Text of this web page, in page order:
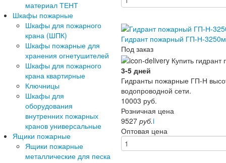
материал ТЕНТ
Шкафы пожарные
Шкафы для пожарного
крана (ШПК)
Шкафы пожарные для
хранения огнетушителей
Шкафы для пожарного
крана квартирные
Ключницы
Шкафы для
оборудования
внутренних пожарных
кранов универсальные
Ящики пожарные
Ящики пожарные
металлические для песка
Гидрант пожарный ГП-Н-
Под заказ
3-5 дней
Гидранты пожарные ГП-Н
водопроводной сети.
10003 руб.
Розничная цена
9527 руб.i
Оптовая цена